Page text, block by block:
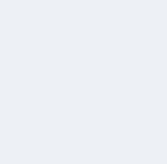
bir araya getiriyor
mı kalkıştı? Ve Ms.
Kamala Khan'ınkini
Khan neden en iyi
olduğunu